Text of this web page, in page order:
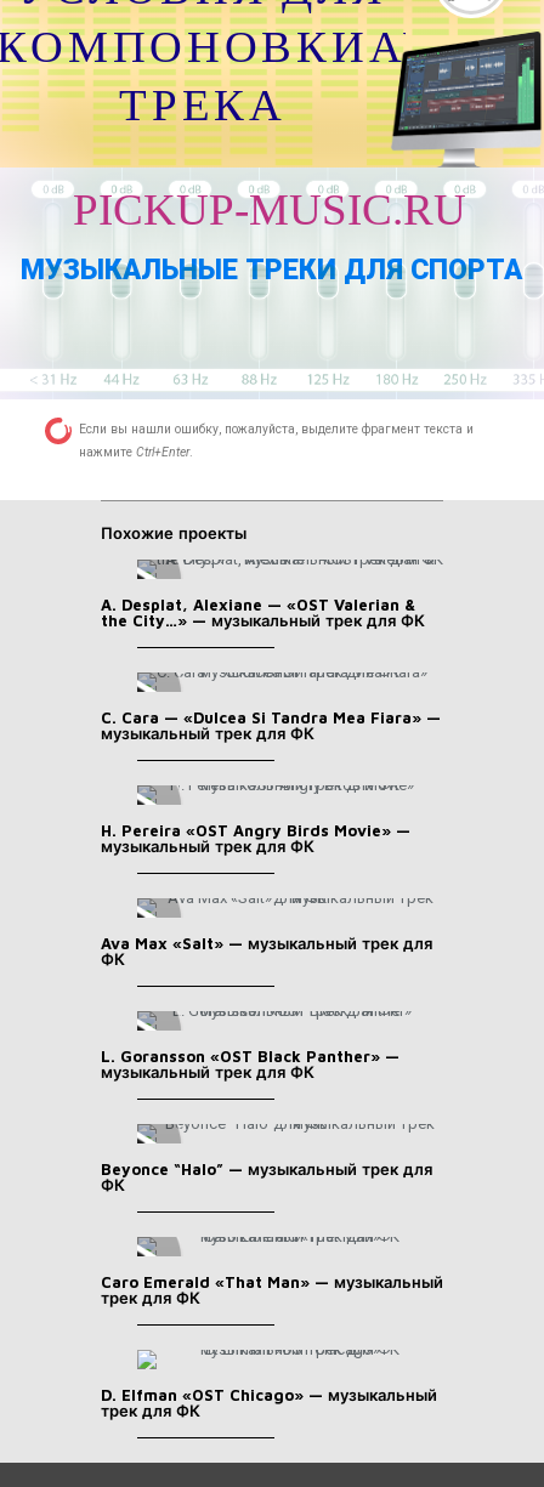
ТРЕКА
PICKUP-MUSIC.RU
МУЗЫКАЛЬНЫЕ ТРЕКИ ДЛЯ СПОРТА
Если вы нашли ошибку, пожалуйста, выделите фрагмент текста и
нажмите Ctrl+Enter.
Похожие проекты
A. Desplat, Alexiane — «OST Valerian &
the City…» — музыкальный трек для ФК
C. Cara — «Dulcea Si Tandra Mea Fiara» —
музыкальный трек для ФК
H. Pereira «OST Angry Birds Movie» —
музыкальный трек для ФК
Ava Max «Salt» — музыкальный трек для
ФК
L. Goransson «OST Black Panther» —
музыкальный трек для ФК
Beyonce “Halo” — музыкальный трек для
ФК
Caro Emerald «That Man» — музыкальный
трек для ФК
D. Elfman «OST Chicago» — музыкальный
трек для ФК